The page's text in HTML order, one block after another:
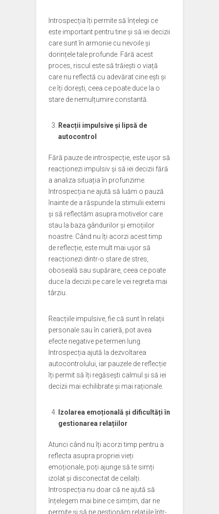
Introspecția îți permite să înțelegi ce
este important pentru tine și să iei decizii
care sunt în armonie cu nevoile și
dorințele tale profunde. Fără acest
proces, riscul este să trăiești o viață
care nu reflectă cu adevărat cine ești și
ce îți dorești, ceea ce poate duce la o
stare de nemulțumire constantă.
Reacții impulsive și lipsă de
autocontrol
Fără pauze de introspecție, este ușor să
reacționezi impulsiv și să iei decizii fără
a analiza situația în profunzime.
Introspecția ne ajută să luăm o pauză
înainte de a răspunde la stimulii externi
și să reflectăm asupra motivelor care
stau la baza gândurilor și emoțiilor
noastre. Când nu îți acorzi acest timp
de reflecție, este mult mai ușor să
reacționezi dintr-o stare de stres,
oboseală sau supărare, ceea ce poate
duce la decizii pe care le vei regreta mai
târziu.
Reacțiile impulsive, fie că sunt în relații
personale sau în carieră, pot avea
efecte negative pe termen lung.
Introspecția ajută la dezvoltarea
autocontrolului, iar pauzele de reflecție
îți permit să îți regăsești calmul și să iei
decizii mai echilibrate și mai raționale.
Izolarea emoțională și dificultăți în
gestionarea relațiilor
Atunci când nu îți acorzi timp pentru a
reflecta asupra propriei vieți
emoționale, poți ajunge să te simți
izolat și disconectat de ceilalți.
Introspecția nu doar că ne ajută să
înțelegem mai bine ce simțim, dar ne
permite și să ne gestionăm relațiile într-